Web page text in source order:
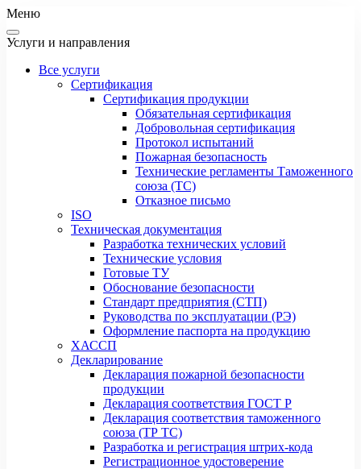
Меню
Услуги и направления
Все услуги
Сертификация
Сертификация продукции
Обязательная сертификация
Добровольная сертификация
Протокол испытаний
Пожарная безопасность
Технические регламенты Таможенного
союза (ТС)
Отказное письмо
ISO
Техническая документация
Разработка технических условий
Технические условия
Готовые ТУ
Обоснование безопасности
Стандарт предприятия (СТП)
Руководства по эксплуатации (РЭ)
Оформление паспорта на продукцию
ХАССП
Декларирование
Декларация пожарной безопасности
продукции
Декларация соответствия ГОСТ Р
Декларация соответствия таможенного
союза (ТР ТС)
Разработка и регистрация штрих-кода
Регистрационное удостоверение